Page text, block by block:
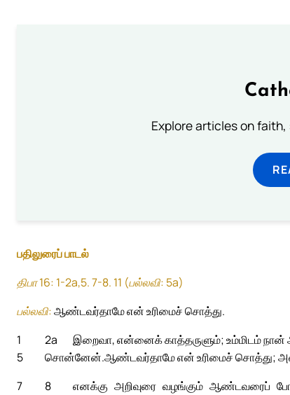
Explore articles on
பதிலுரைப் பாடல்
திபா 16: 1-2a,5. 7-8. 11 (பல்லவி: 5a)
பல்லவி:ஆண்டவர்தாமே என் உரிமைச் சொத்து.
1
இறைவா, என்னைக் காத்தருளும்; உம்மிடம் நான்
2a
சொன்னேன்.
5 ஆண்டவர்தாமே என் உரிமைச் சொத்து;
7
எனக்கு அறிவுரை வழங்கும் ஆண்டவரைப்
8